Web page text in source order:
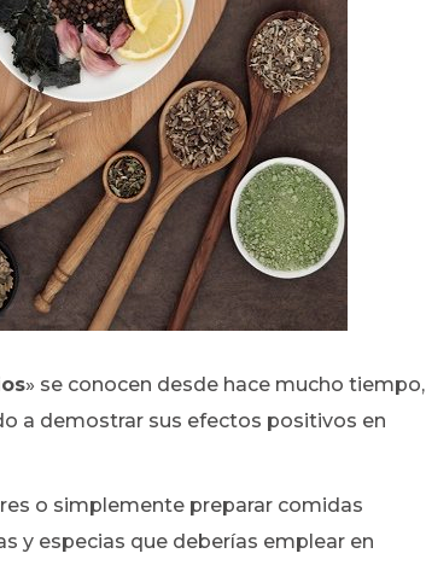
» se conocen desde hace mucho tiempo,
a demostrar sus efectos positivos en
o simplemente preparar comidas
y especias que deberías emplear en